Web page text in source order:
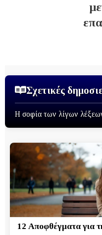
Σχετικές
Η σοφία των λίγων
12 Αποφθέγματα για